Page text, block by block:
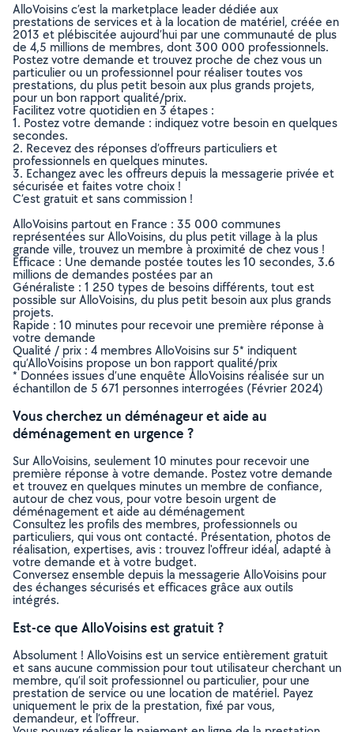
AlloVoisins c’est la marketplace leader dédiée aux
prestations de services et à la location de matériel, créée en
2013 et plébiscitée aujourd’hui par une communauté de plus
de 4,5 millions de membres, dont 300 000 professionnels.
Postez votre demande et trouvez proche de chez vous un
particulier ou un professionnel pour réaliser toutes vos
prestations, du plus petit besoin aux plus grands projets,
pour un bon rapport qualité/prix.
Facilitez votre quotidien en 3 étapes :
1. Postez votre demande : indiquez votre besoin en quelques
secondes.
2. Recevez des réponses d’offreurs particuliers et
professionnels en quelques minutes.
3. Echangez avec les offreurs depuis la messagerie privée et
sécurisée et faites votre choix !
C’est gratuit et sans commission !
AlloVoisins partout en France : 35 000 communes
représentées sur AlloVoisins, du plus petit village à la plus
grande ville, trouvez un membre à proximité de chez vous !
Efficace : Une demande postée toutes les 10 secondes, 3.6
millions de demandes postées par an
Généraliste : 1 250 types de besoins différents, tout est
possible sur AlloVoisins, du plus petit besoin aux plus grands
projets.
Rapide : 10 minutes pour recevoir une première réponse à
votre demande
Qualité / prix : 4 membres AlloVoisins sur 5* indiquent
qu’AlloVoisins propose un bon rapport qualité/prix
* Données issues d’une enquête AlloVoisins réalisée sur un
échantillon de 5 671 personnes interrogées (Février 2024)
Vous cherchez un déménageur et aide au
déménagement en urgence ?
Sur AlloVoisins, seulement 10 minutes pour recevoir une
première réponse à votre demande. Postez votre demande
et trouvez en quelques minutes un membre de confiance,
autour de chez vous, pour votre besoin urgent de
déménagement et aide au déménagement
Consultez les profils des membres, professionnels ou
particuliers, qui vous ont contacté. Présentation, photos de
réalisation, expertises, avis : trouvez l'offreur idéal, adapté à
votre demande et à votre budget.
Conversez ensemble depuis la messagerie AlloVoisins pour
des échanges sécurisés et efficaces grâce aux outils
intégrés.
Est-ce que AlloVoisins est gratuit ?
Absolument ! AlloVoisins est un service entièrement gratuit
et sans aucune commission pour tout utilisateur cherchant un
membre, qu’il soit professionnel ou particulier, pour une
prestation de service ou une location de matériel. Payez
uniquement le prix de la prestation, fixé par vous,
demandeur, et l’offreur.